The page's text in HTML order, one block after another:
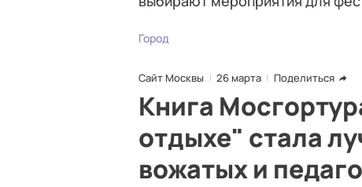
Город
Сайт Москвы 26 марта Поделиться
Книга
отдыхе" стала
вожатых и